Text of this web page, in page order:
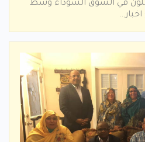
في السوق السوداء وسط